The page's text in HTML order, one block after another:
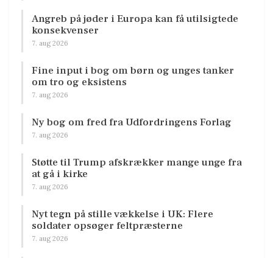
Angreb på jøder i Europa kan få utilsigtede
konsekvenser
7. aug 2026
Fine input i bog om børn og unges tanker
om tro og eksistens
7. aug 2026
Ny bog om fred fra Udfordringens Forlag
7. aug 2026
Støtte til Trump afskrækker mange unge fra
at gå i kirke
7. aug 2026
Nyt tegn på stille vækkelse i UK: Flere
soldater opsøger feltpræsterne
7. aug 2026